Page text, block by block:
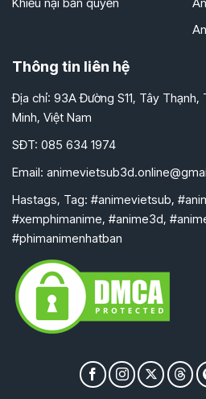
Thông tin liên hệ
Địa chỉ: 93A Đường S11, Tây Thạnh,
Minh, Việt Nam
SĐT: 085 634 1974
Email:
Hastags, Tag: #animevietsub,
#xemphimanime, #anime3d,
#phimanimenhatban